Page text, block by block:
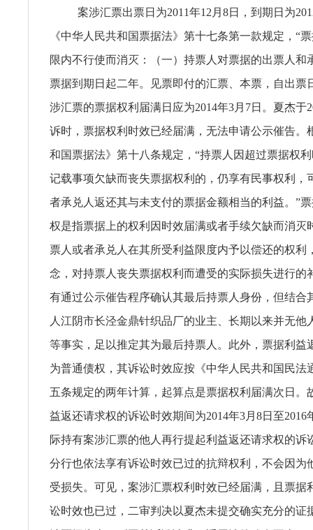
案涉汇票出票日为2011年12月8日，到期日为
《中华人民共和国票据法》第十七条第一款规定，“
限内不行使而消灭：（一）持票人对票据的出票人和
票据到期日起二年。见票即付的汇票、本票，自出
涉汇票的票据权利届满日应为2014年3月7日。夏杰于
诉时，票据权利时效已经届满，无法申请公示催告。
和国票据法》第十八条规定，“持票人因超过票据权
记载事项欠缺而丧失票据权利的，仍享有民事权利，
者承兑人返还其与未支付的票据金额相当的利益。”
权是指票据上的权利因时效届满或者手续欠缺而消灭
票人或者承兑人在其所受利益限度内予以偿还的权利
念，对持票人丧失票据权利而遭受的实际损失进行的
有通过公示催告程序确认其最后持票人身份，但结合
人江阴市长泾金鼎针织品厂的业主、长期以来并无他
等事实，足以推定其为最后持票人。此外，票据利益
为普通债权，其诉讼时效应按《中华人民共和国民法
五条规定的两年计算，起算点是票据权利届满次日。
益返还请求权的诉讼时效期间为2014年3月8日至2016
际持有案涉汇票的他人再行提起利益返还请求权的诉
分行也依法享有诉讼时效已过的抗辩权利，不会因为
受损失。可见，案涉汇票权利时效已经届满，且票据
讼时效也已过，二审判决以夏杰未提交确实充分的证